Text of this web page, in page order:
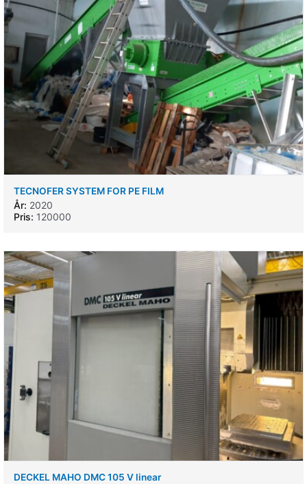
TECNOFER SYSTEM FOR PE FILM
År: 2020
Pris: 120000
DECKEL MAHO DMC 105 V linear